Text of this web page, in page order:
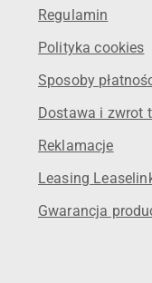
Regulamin
Polityka cookies
Sposoby
Dostawa i zwrot
Reklamacje
Leasing
Gwarancja